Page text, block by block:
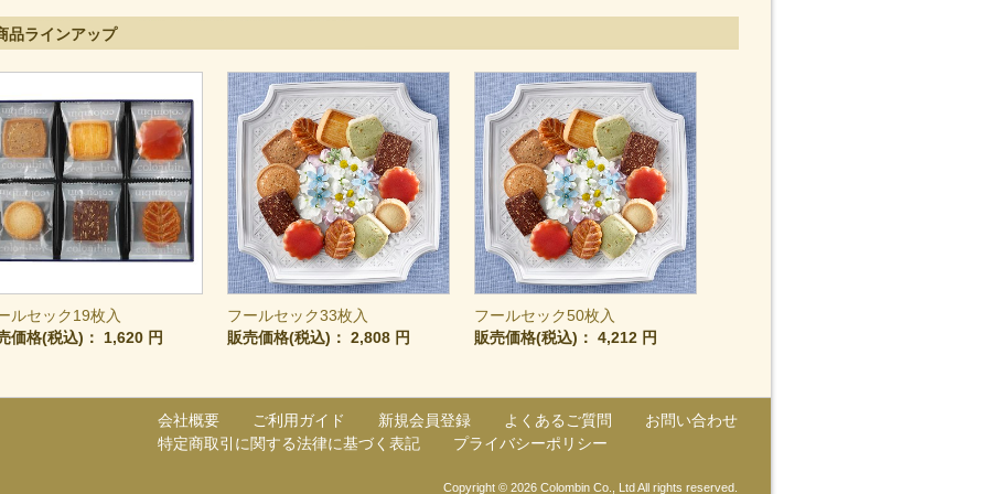
品ラインアップ
ルセック19枚入
価格(税込)： 1,620 円
フールセック33枚入
販売価格(税込)： 2,808 円
フールセック50枚入
販売価格(税込)： 4,212 円
会社概要 ご利用ガイド 新規会員登録 よくあるご質問
お問い合わせ
特定商取引に関する法律に基づく表記
プライバシーポリシー
Copyright © 2026 Colombin Co., Ltd All rights reserved.